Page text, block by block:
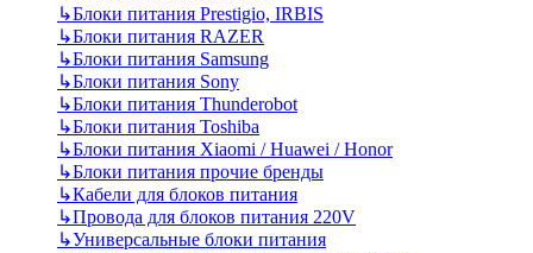
↳Блоки питания Prestigio, IRBIS
↳Блоки питания RAZER
↳Блоки питания Samsung
↳Блоки питания Sony
↳Блоки питания Thunderobot
↳Блоки питания Toshiba
↳Блоки питания Xiaomi / Huawei / Honor
↳Блоки питания прочие бренды
↳Кабели для блоков питания
↳Провода для блоков питания 220V
↳Универсальные блоки питания